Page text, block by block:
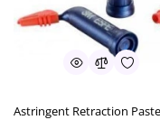
Astringent Retraction Paste